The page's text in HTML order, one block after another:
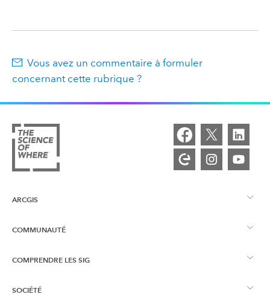
Vous avez un commentaire à formuler
concernant cette rubrique ?
ARCGIS
Vue d’ensemble d’ArcGIS
COMMUNAUTÉ
Esri Community
COMPRENDRE LES SIG
Qu’est-ce qu’un SIG ?
SOCIÉTÉ